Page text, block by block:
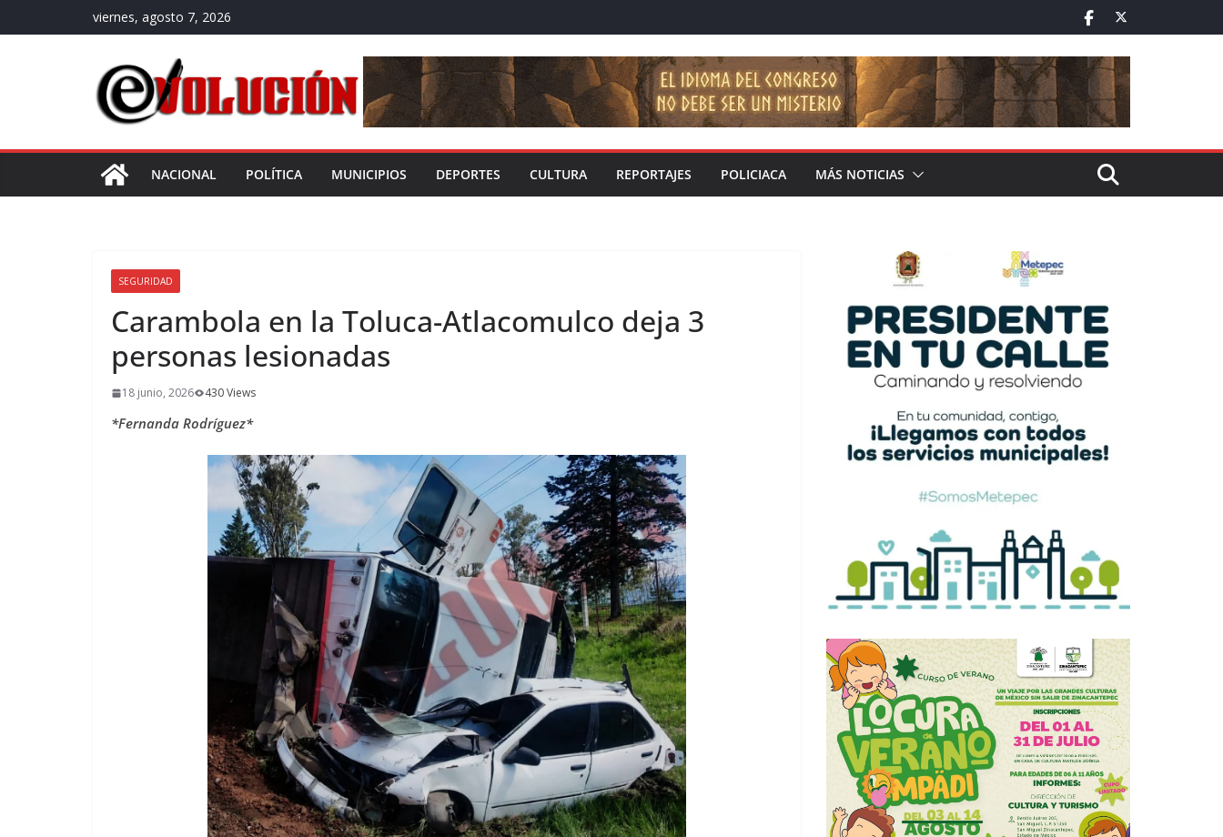
al
viernes, agosto 7, 2026
NACIONAL POLÍTICA MUNICIPIOS DEPORTES CULTURA REPORTAJES POLICIACA MÁS NOTICIAS
SEGURIDAD
Carambola en la Toluca-Atlacomulco deja 3
personas lesionadas
18 junio, 2026 430 Views
*Fernanda Rodríguez*